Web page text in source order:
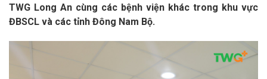
TWG Long An cùng các bệnh viện khác trong khu vực
ĐBSCL và các tỉnh Đông Nam Bộ.